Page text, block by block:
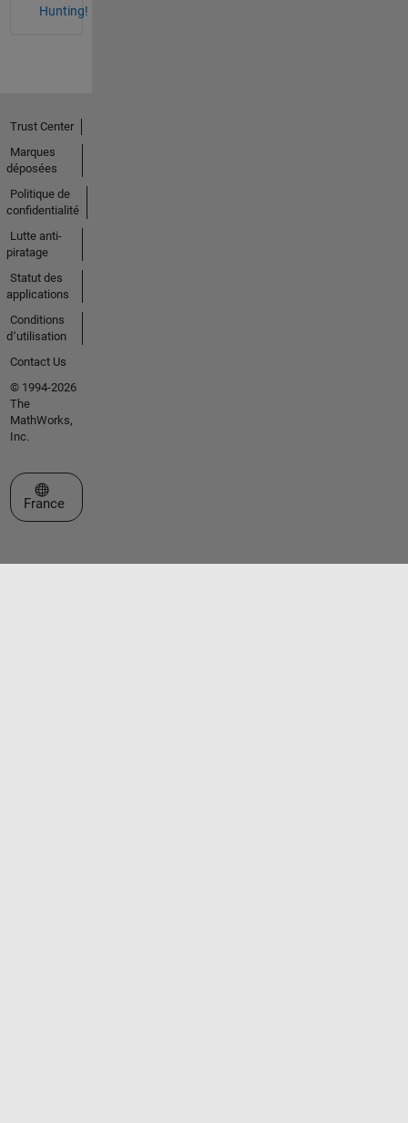
Hunting!
Trust Center
Marques
déposées
Politique de
confidentialité
Lutte anti-
piratage
Statut des
applications
Conditions
d՚utilisation
Contact Us
© 1994-2026
The
MathWorks,
Inc.
Sélectionner un site web
France